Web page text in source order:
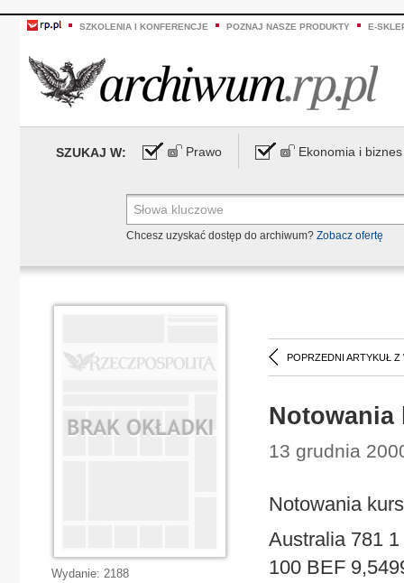
SZKOLENIA I KONFERENCJE POZNAJ NASZE PRODUKTY E-
SZUKAJ W: Prawo Ekonomia i biznes
Chcesz uzyskać dostęp do archiwum? Zobacz ofertę
POPRZEDNI ARTYKUŁ Z
Notowania
13 grudnia
Notowania
Australia 781
100 BEF
Wydanie: 2188